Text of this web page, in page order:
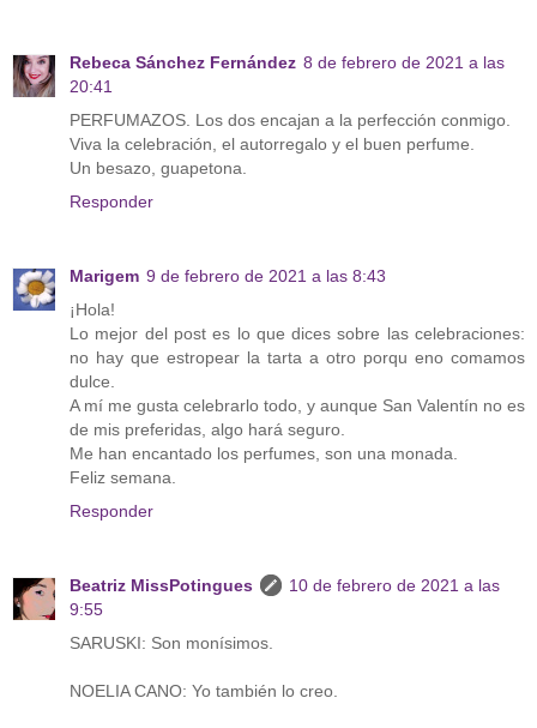
Rebeca Sánchez Fernández 8 de febrero de 2021 a las
20:41
PERFUMAZOS. Los dos encajan a la perfección conmigo.
Viva la celebración, el autorregalo y el buen perfume.
Un besazo, guapetona.
Responder
Marigem 9 de febrero de 2021 a las 8:43
¡Hola!
Lo mejor del post es lo que dices sobre las celebraciones:
no hay que estropear la tarta a otro porqu eno comamos
dulce.
A mí me gusta celebrarlo todo, y aunque San Valentín no es
de mis preferidas, algo hará seguro.
Me han encantado los perfumes, son una monada.
Feliz semana.
Responder
Beatriz MissPotingues
10 de febrero de 2021 a las
9:55
SARUSKI: Son monísimos.
NOELIA CANO: Yo también lo creo.